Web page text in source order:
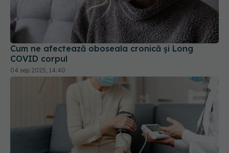
Cum ne afectează oboseala cronică și Long
COVID corpul
04 sep 2025, 14:40